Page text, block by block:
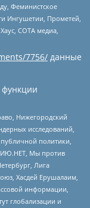
Феминистское
Ингушетии, Прометей,
СОТА медиа,
7756/ данные
Нижегородский
исследований,
политики,
Мы против
Лига
Хасдей Ерушалаим,
информации,
глобализации и